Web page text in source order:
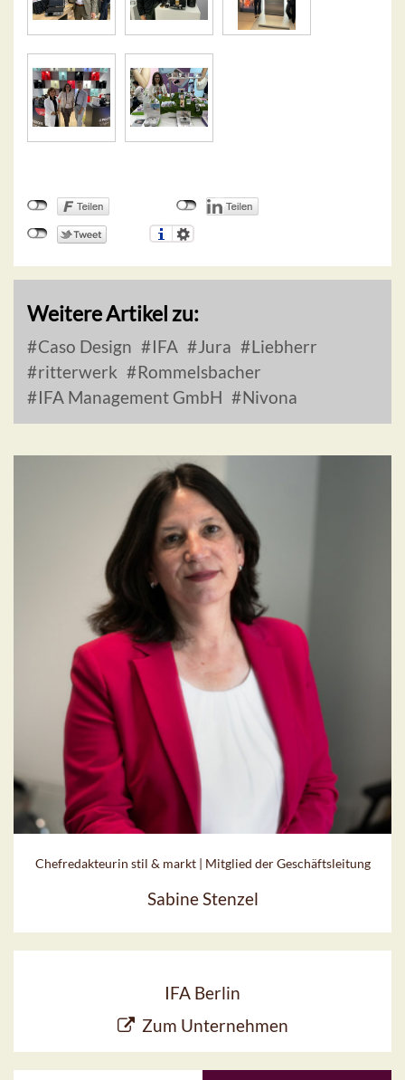
Weitere Artikel zu:
Caso Design IFA Jura
Liebherr
ritterwerk
Rommelsbacher
IFA Management GmbH
Nivona
Chefredakteurin stil & markt | Mitglied der Geschäftsleitung
Sabine Stenzel
IFA Berlin
Zum Unternehmen